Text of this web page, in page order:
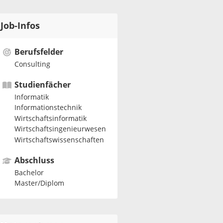
Job-Infos
Berufsfelder
Consulting
Studienfächer
Informatik
Informationstechnik
Wirtschaftsinformatik
Wirtschaftsingenieurwesen
Wirtschaftswissenschaften
Abschluss
Bachelor
Master/Diplom